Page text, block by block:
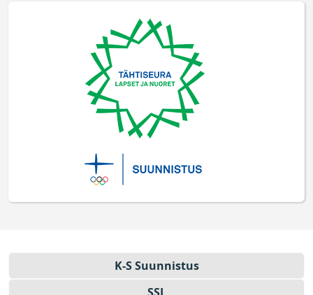
K-S Suun­nistus